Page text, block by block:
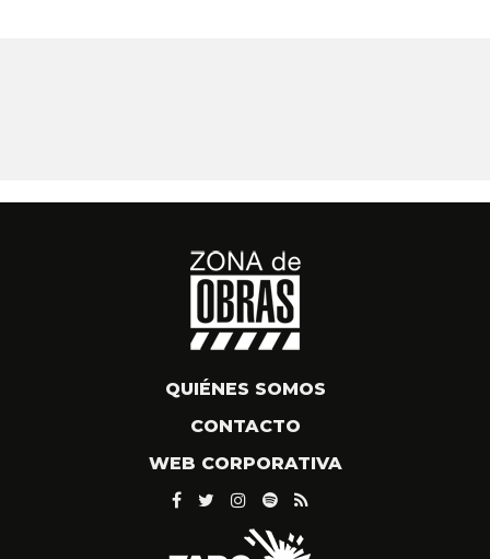
QUIÉNES SOMOS
CONTACTO
WEB CORPORATIVA